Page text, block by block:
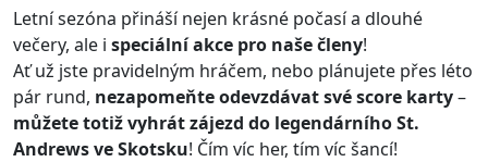
Letní sezóna přináší nejen krásné počasí a dlouhé
večery, ale i speciální akce pro naše členy!
Ať už jste pravidelným hráčem, nebo plánujete přes léto
pár rund, nezapomeňte odevzdávat své score karty–
můžete totiž vyhrát zájezd do legendárního St.
Andrews ve Skotsku! Čím víc her, tím víc šancí!